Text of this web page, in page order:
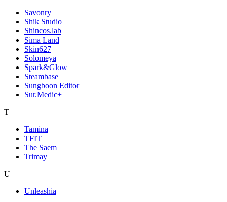
Savonry
Shik Studio
Shincos.lab
Sima Land
Skin627
Solomeya
Spark&Glow
Steambase
Sungboon Editor
Sur.Medic+
T
Tamina
TFIT
The Saem
Trimay
U
Unleashia